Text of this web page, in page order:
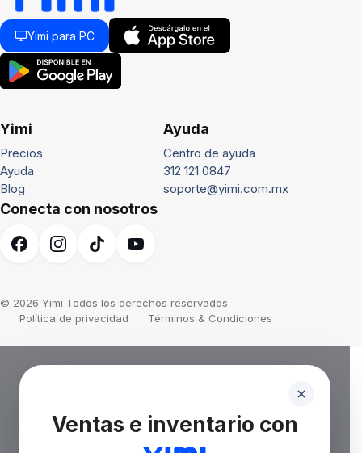
Yimi para PC
Yimi
Precios
Ayuda
Blog
Ayuda
Centro de ayuda
312 121 0847
soporte@yimi.com.mx
Conecta con nosotros
© 2026 Yimi Todos los derechos reservados
Política de privacidad
Términos & Condiciones
Ventas e inventario con